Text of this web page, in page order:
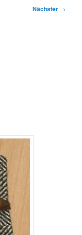
Nächster →